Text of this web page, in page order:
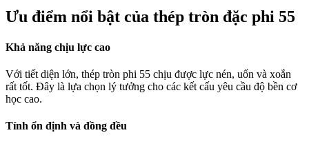
Ưu điểm nổi bật của thép tròn đặc phi 55
Khả năng chịu lực cao
Với tiết diện lớn, thép tròn phi 55 chịu được lực nén, uốn và xoắn
rất tốt. Đây là lựa chọn lý tưởng cho các kết cấu yêu cầu độ bền cơ
học cao.
Tính ổn định và đồng đều